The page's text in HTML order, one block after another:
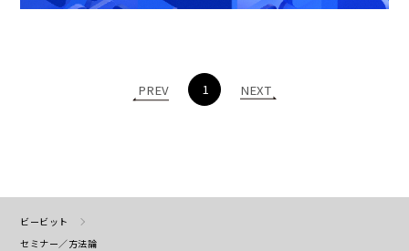
PREV 1 NEXT
ビービット
セミナー／方法論